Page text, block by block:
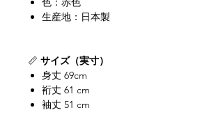
生産地：日本製
📏 サイズ（実寸）
身丈 69cm
裄丈 61 cm
袖丈 51 cm